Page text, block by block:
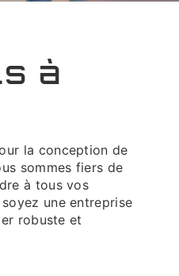
à
la conception de
sommes fiers de
à tous vos
une entreprise
robuste et